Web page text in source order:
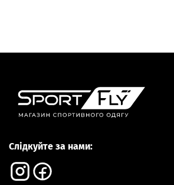
Слідкуйте за нами: